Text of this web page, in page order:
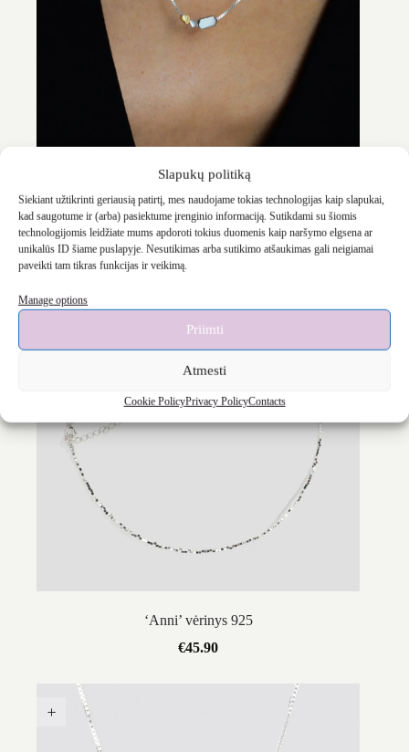
Slapukų politiką
Siekiant užtikrinti geriausią patirtį, mes naudojame tokias technologijas kaip slapukai,
kad saugotume ir (arba) pasiektume įrenginio informaciją. Sutikdami su šiomis
technologijomis leidžiate mums apdoroti tokius duomenis kaip naršymo elgsena ar
unikalūs ID šiame puslapyje. Nesutikimas arba sutikimo atšaukimas gali neigiamai
paveikti tam tikras funkcijas ir veikimą.
Manage options
Priimti
Atmesti
Cookie PolicyPrivacy PolicyContacts
‘Maja’ 925
€64.90
‘Anni’ vėrinys 925
€45.90